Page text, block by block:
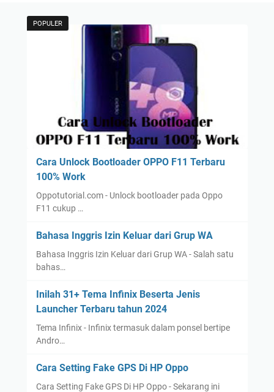
POPULER
Cara Unlock Bootloader OPPO F11 Terbaru
100% Work
Oppotutorial.com - Unlock bootloader pada Oppo
F11 cukup …
Bahasa Inggris Izin Keluar dari Grup WA
Bahasa Inggris Izin Keluar dari Grup WA - Salah satu
bahas…
Inilah 31+ Tema Infinix Beserta Jenis
Launcher Terbaru tahun 2024
Tema Infinix - Infinix termasuk dalam ponsel bertipe
Andro…
Cara Setting Fake GPS Di HP Oppo
Cara Setting Fake GPS Di HP Oppo - Sekarang ini